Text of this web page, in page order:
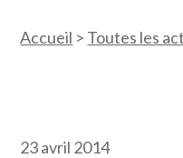
Accueil > Toutes les
23 avril 2014